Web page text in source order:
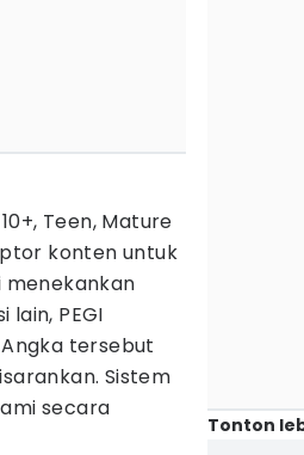
Teen, Mature
konten untuk
menekankan
lain, PEGI
Angka tersebut
Sistem
secara
Tonton